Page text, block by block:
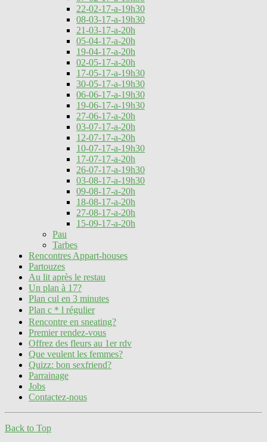
22-02-17-a-19h30
08-03-17-a-19h30
21-03-17-a-20h
05-04-17-a-20h
19-04-17-a-20h
02-05-17-a-20h
17-05-17-a-19h30
30-05-17-a-19h30
06-06-17-a-19h30
19-06-17-a-19h30
27-06-17-a-20h
03-07-17-a-20h
12-07-17-a-20h
10-07-17-a-19h30
17-07-17-a-20h
26-07-17-a-19h30
03-08-17-a-19h30
09-08-17-a-20h
18-08-17-a-20h
27-08-17-a-20h
15-09-17-a-20h
Pau
Tarbes
Rencontres Appart-houses
Partouzes
Au lit après le restau
Un plan à 17?
Plan cul en 3 minutes
Plan c＊l régulier
Rencontre en sneating?
Premier rendez-vous
Offrez des fleurs au 1er rdv
Que veulent les femmes?
Quizz: bon sexfriend?
Parrainage
Jobs
Contactez-nous
Back to Top